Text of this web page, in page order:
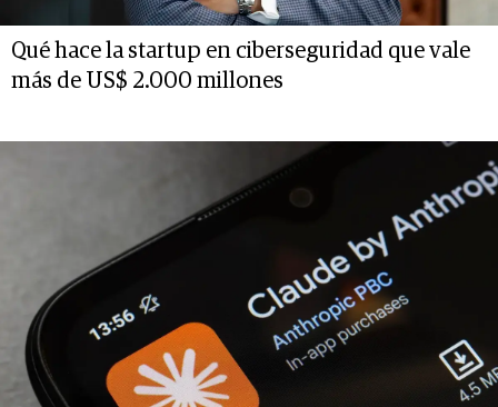
Qué hace la startup en ciberseguridad que vale
más de US$ 2.000 millones